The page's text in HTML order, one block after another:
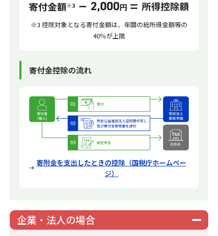
※3 控除対象となる寄付金額は、年間の総所得金額等の
40％が上限
寄付金控除の流れ
寄附金を支出したときの控除（国税庁ホームペー
ジ）
企業・法人の場合